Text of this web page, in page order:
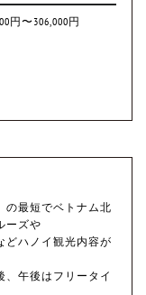
円〜306,000円
の最短でベトナム北
ーズや
どハノイ観光内容が
、午後はフリータイ